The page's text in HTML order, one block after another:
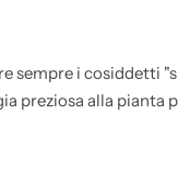
sempre i cosiddetti
preziosa alla pianta